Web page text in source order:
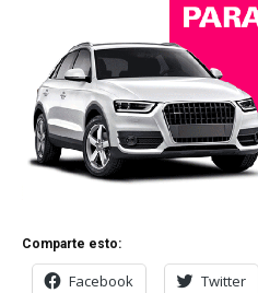
Comparte esto:
Facebook Twitter